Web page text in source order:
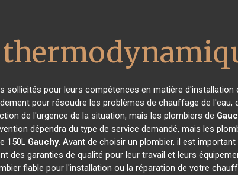
sollicités pour leurs compétences en matière
pour résoudre les problèmes de chauffage de
de l'urgence de la situation, mais les plombiers de
dépendra du type de service demandé, mais les
150L Gauchy. Avant de choisir un plombier, il est
des garanties de qualité pour leur travail et leurs
fiable pour l'installation ou la réparation de votre